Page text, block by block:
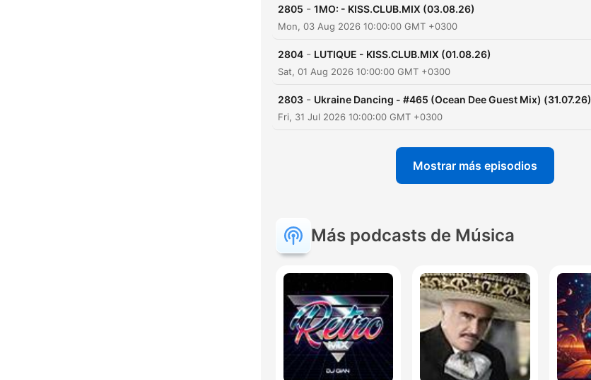
2805 - 1MO: - KISS.CLUB.MIX (03.08.26)
Mon, 03 Aug 2026 10:00:00 GMT +0300
2804 - LUTIQUE - KISS.CLUB.MIX (01.08.26)
Sat, 01 Aug 2026 10:00:00 GMT +0300
2803 - Ukraine Dancing - #465 (Ocean Dee Guest Mix) (31.07.26)
Fri, 31 Jul 2026 10:00:00 GMT +0300
Mostrar más episodios
Más podcasts de Música